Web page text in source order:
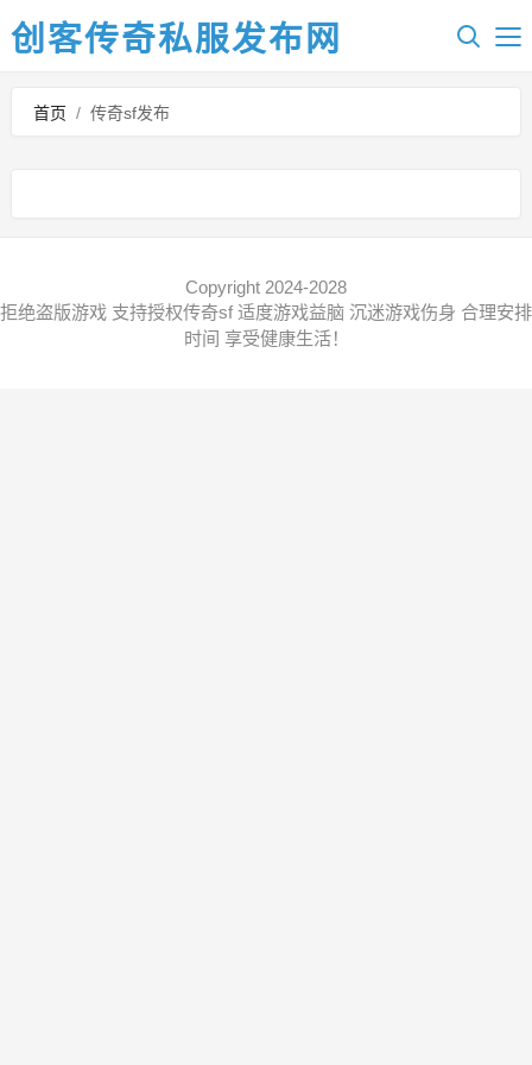
创客传奇私服发布网
首页 / 传奇sf发布
Copyright 2024-2028
拒绝盗版游戏 支持授权传奇sf 适度游戏益脑 沉迷游戏伤身 合理安排
时间 享受健康生活！